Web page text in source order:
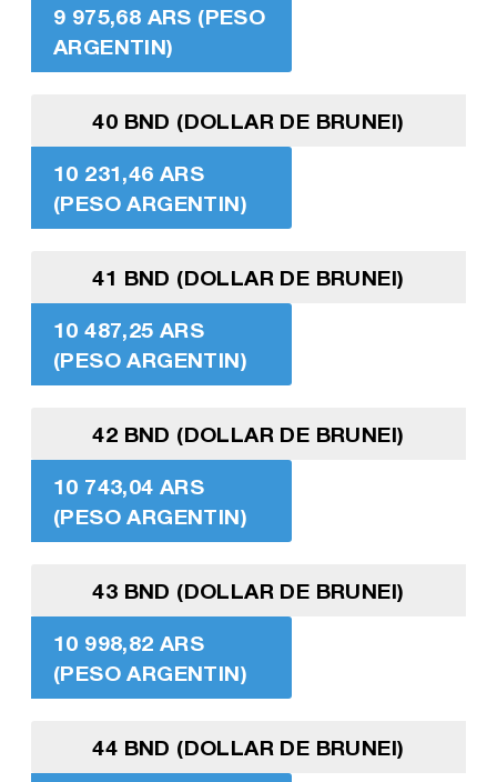
9 975,68 ARS (PESO
ARGENTIN)
40 BND (DOLLAR DE BRUNEI)
10 231,46 ARS
(PESO ARGENTIN)
41 BND (DOLLAR DE BRUNEI)
10 487,25 ARS
(PESO ARGENTIN)
42 BND (DOLLAR DE BRUNEI)
10 743,04 ARS
(PESO ARGENTIN)
43 BND (DOLLAR DE BRUNEI)
10 998,82 ARS
(PESO ARGENTIN)
44 BND (DOLLAR DE BRUNEI)